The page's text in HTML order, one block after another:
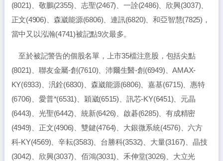
(8021)、敬鵬(2355)、志聖(2467)、一詮(2486)、欣興(3037)、
正文(4906)、森崴能源(6806)、連訊(6820)、和亞智慧(7825)，
當中又以泓瀚(4741)被記點9次最多。
至於被記警告的個股名單，上市35檔注意股，包括尖點
(8021)、聯友金屬-創(7610)、沛爾生醫-創(6949)、AMAX-
KY(6933)、汎銓(6830)、森崴能源(6806)、嘉基(6715)、惠特
(6706)、愛普*(6531)、穎崴(6515)、訊芯-KY(6451)、元晶
(6443)、光聖(6442)、統新(6426)、啟碁(6285)、有成精密
(4949)、正文(4906)、雙鍵(4764)、大銀微系統(4576)、六方
科-KY(4569)、辛耘(3583)、台勝科(3532)、大量(3167)、晶技
(3042)、欣興(3037)、佰鴻(3031)、禾伸堂(3026)、大立光